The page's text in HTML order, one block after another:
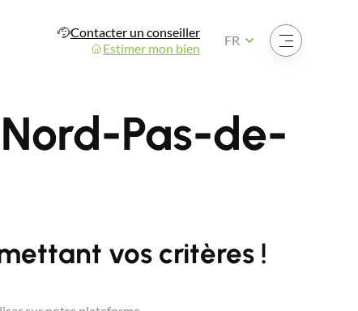
Contacter un conseiller
Estimer mon bien
Ouvrir le menu
FR
Pas-de-
vos critères !